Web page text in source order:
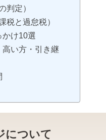
判定）
税と過怠税）
かけ10選
い方・引き継
について